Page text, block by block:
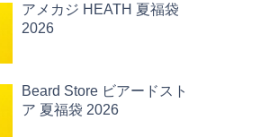
アメカジ HEATH 夏福袋
2026
Beard Store ビアードスト
ア 夏福袋 2026